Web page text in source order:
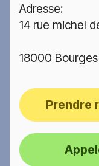
Adresse:
14 rue michel
18000 Bourges
Prendre